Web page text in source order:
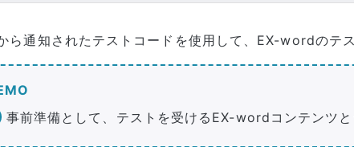
ら通知されたテストコードを使用して、EX-wordのテ
事前準備として、テストを受けるEX-wordコンテンツ